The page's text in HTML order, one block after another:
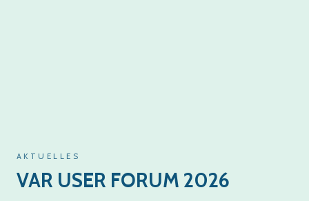
AKTUELLES
VAR USER FORUM 2026